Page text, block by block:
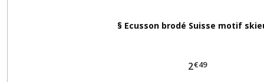
§ Ecusson brodé Suisse motif
2€49